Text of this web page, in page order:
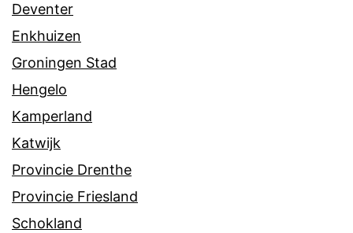
Deventer
Enkhuizen
Groningen Stad
Hengelo
Kamperland
Katwijk
Provincie Drenthe
Provincie Friesland
Schokland